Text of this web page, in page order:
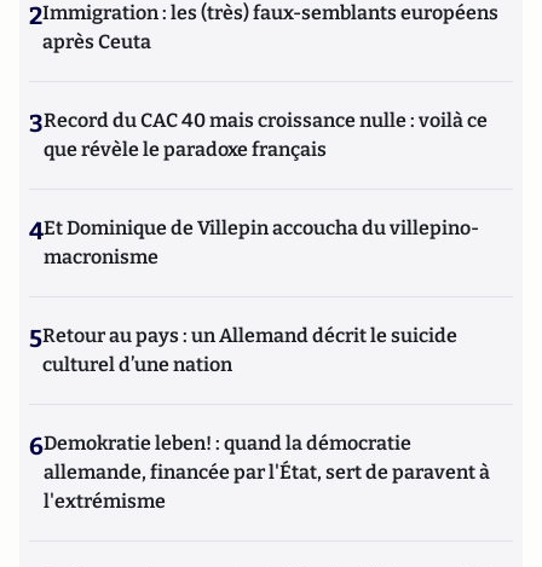
2Immigration : les (très) faux-semblants européens
après Ceuta
3Record du CAC 40 mais croissance nulle : voilà ce
que révèle le paradoxe français
4Et Dominique de Villepin accoucha du villepino-
macronisme
5Retour au pays : un Allemand décrit le suicide
culturel d’une nation
6Demokratie leben! : quand la démocratie
allemande, financée par l'État, sert de paravent à
l'extrémisme